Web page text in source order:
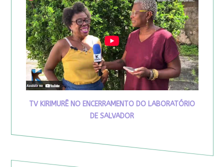
TV KIRIMURÊ NO ENCERRAMENTO DO LABORATÓRIO
DE SALVADOR